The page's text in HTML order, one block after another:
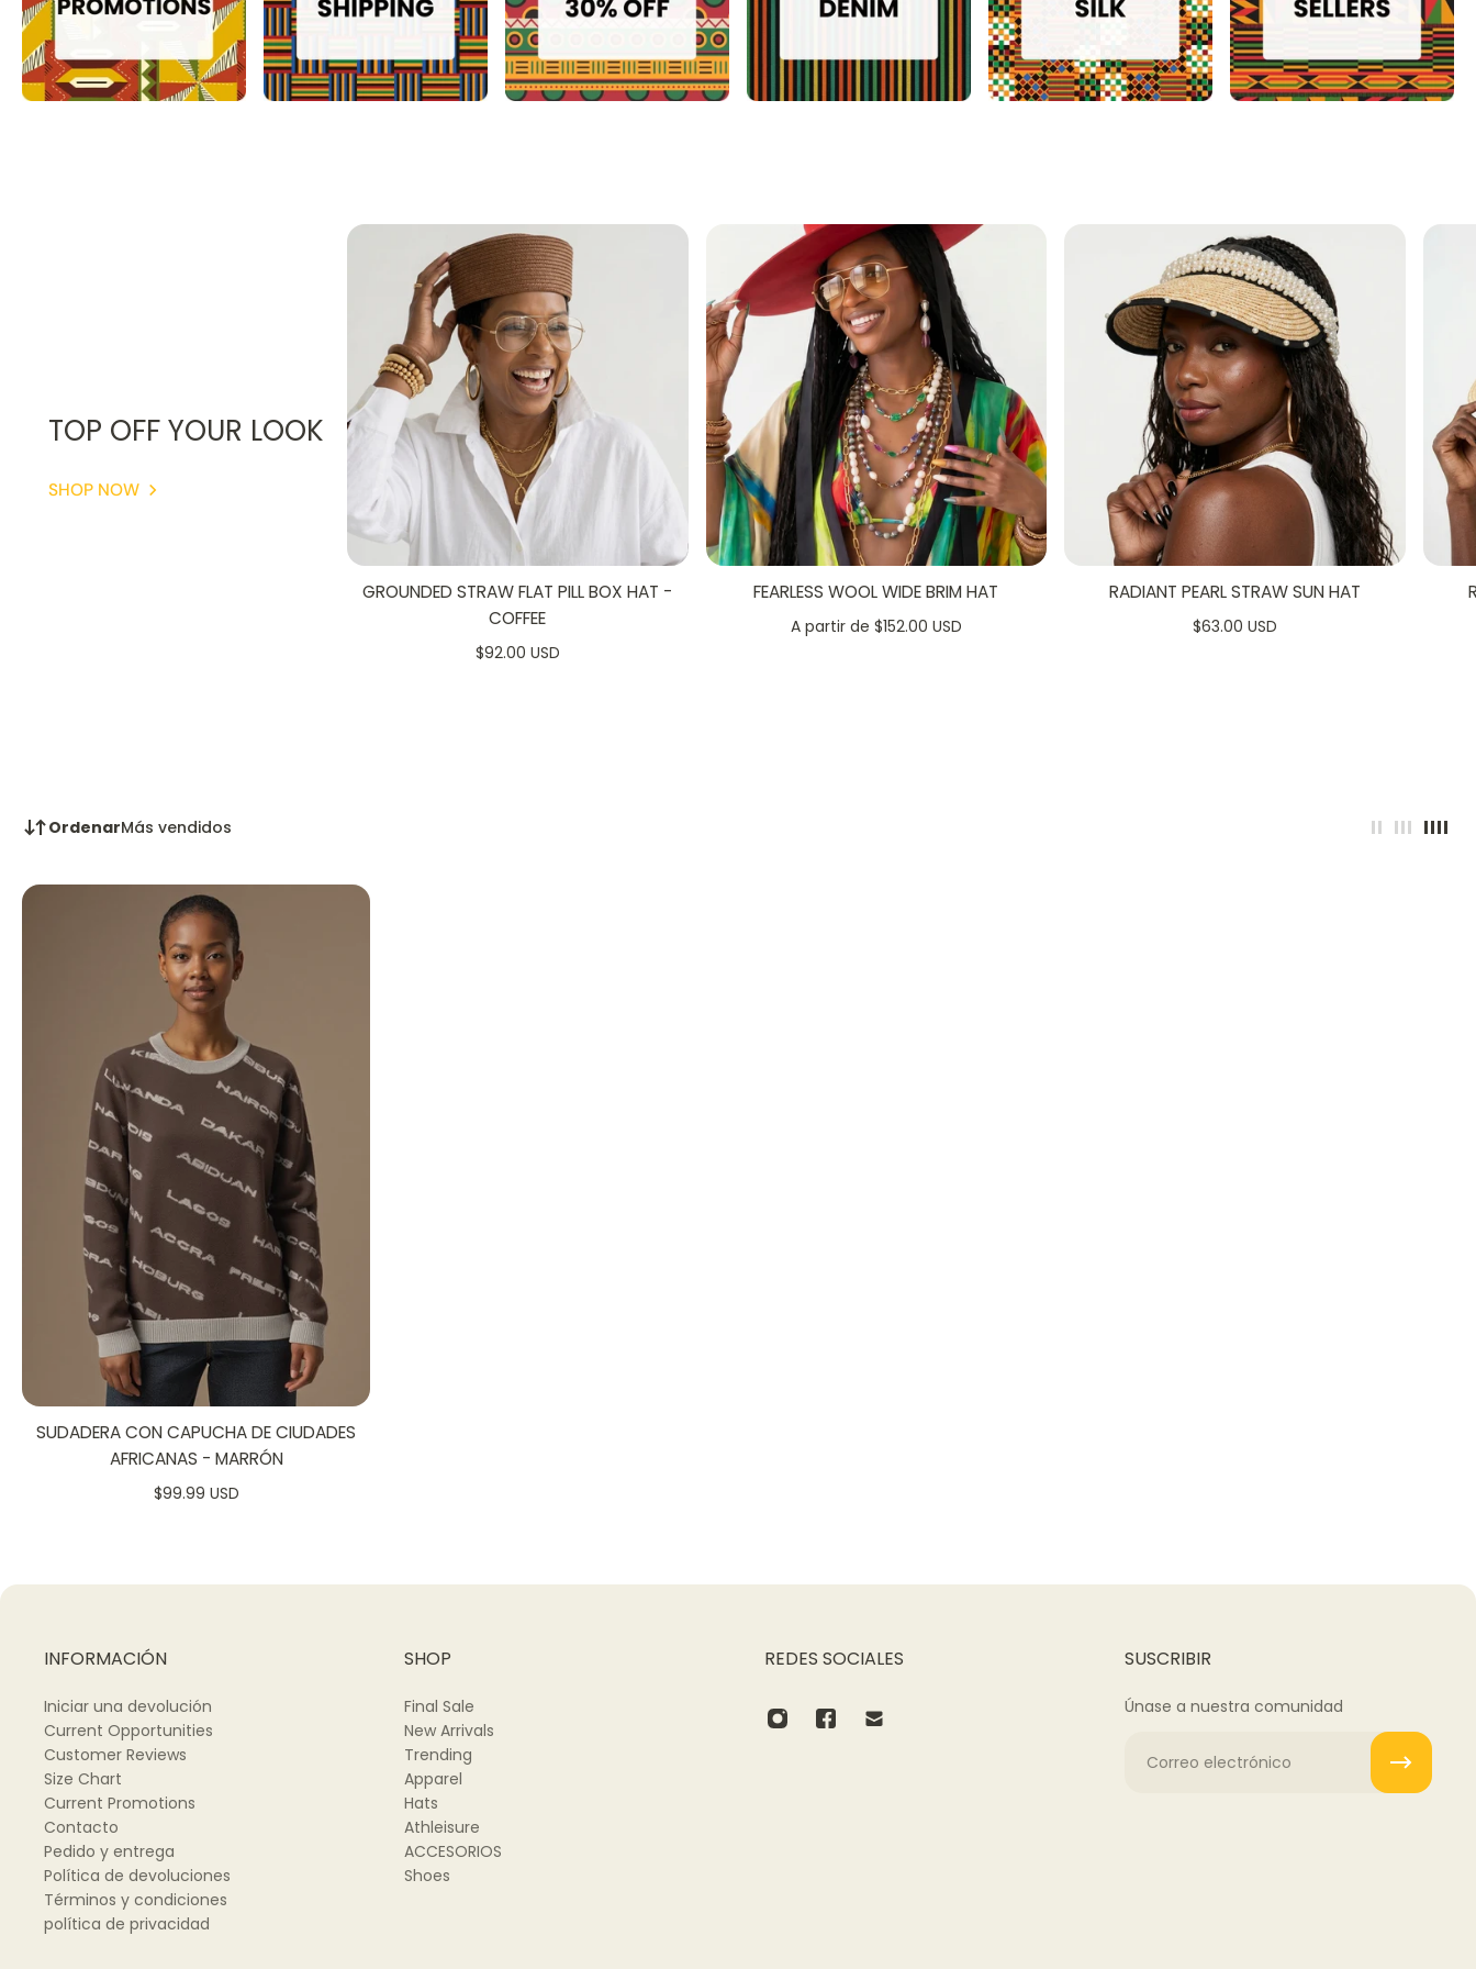
TOP OFF YOUR LOOK
SHOP NOW
GROUNDED STRAW FLAT PILL BOX HAT -
COFFEE
$92.00 USD
FEARLESS WOOL WIDE BRIM HAT
A partir de $152.00 USD
RADIANT PEARL STRAW SUN HAT
$63.00 USD
OrdenarMás vendidos
SUDADERA CON CAPUCHA DE CIUDADES
AFRICANAS - MARRÓN
$99.99 USD
INFORMACIÓN
Iniciar una devolución
Current Opportunities
Customer Reviews
Size Chart
Current Promotions
Contacto
Pedido y entrega
Política de devoluciones
Términos y condiciones
política de privacidad
SHOP
Final Sale
New Arrivals
Trending
Apparel
Hats
Athleisure
ACCESORIOS
Shoes
REDES SOCIALES SUSCRIBIR
Únase a nuestra comunidad